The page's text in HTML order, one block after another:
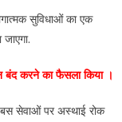
सुविधाओं का एक
बंद करने का फैसला किया ।
बस सेवाओं पर अस्थाई रोक